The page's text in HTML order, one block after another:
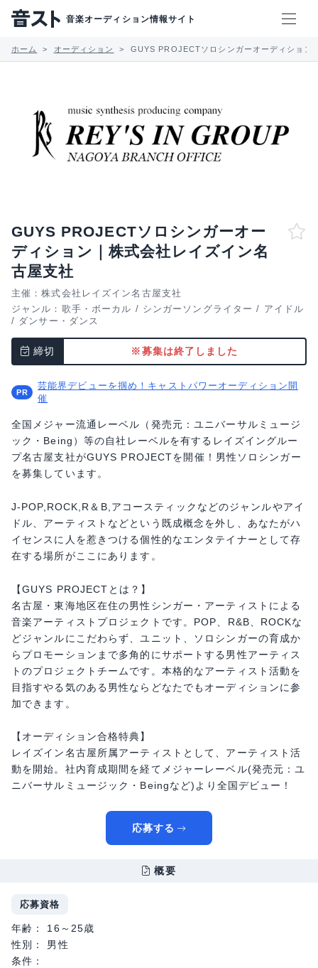
音楽オーディション情報サイト
ホーム オーディション GUYS PROJECTソロシンガーオーディション
GUYS PROJECTソロシンガーオー
ディション｜株式会社レイズイン名
古屋支社
主催：株式会社レイズイン名古屋支社
ジャンル： 歌手・ボーカル / シンガーソングライター / アイドル
/ ダンサー・ダンス
締切 ※募集は終了しました
芸能界デビューを掴め！キャストパワーオーディション開
催
全国メジャー流通レーベル（発売元：ユニバーサルミュージ
ック・Being）等の自社レーベルを有するレイズイングルー
プ名古屋支社がGUYS PROJECTを開催！男性ソロシンガー
を募集しています。
J-POP,ROCK,R＆B,アコースティックなどのジャンルやアイ
ドル、アーティストなどという既成概念を外し、あなたがハ
イセンスに人を惹きつける個性的なエンタテイナーとして存
在する場所がここにあります。
【GUYS PROJECTとは？】
名古屋・東海地区在住の男性シンガー・アーティストによる
音楽アーティストプロジェクトです。POP、R&B、ROCKな
どジャンルにこだわらず、ユニット、ソロシンガーの育成か
らプロモーションまで多角的にサポートする男性アーティス
トのプロジェクトチームです。本格的なアーティスト活動を
目指すやる気のある男性ならどなたでもオーディションに参
加できます。
【オーディション合格特典】
レイズイン名古屋所属アーティストとして、アーティスト活
動を開始。社内育成期間を経てメジャーレーベル(発売元：ユ
ニバーサルミュージック・Beingなど)より全国デビュー！
応募する
概要
応募資格
年齢： 16～25歳
性別： 男性
条件：